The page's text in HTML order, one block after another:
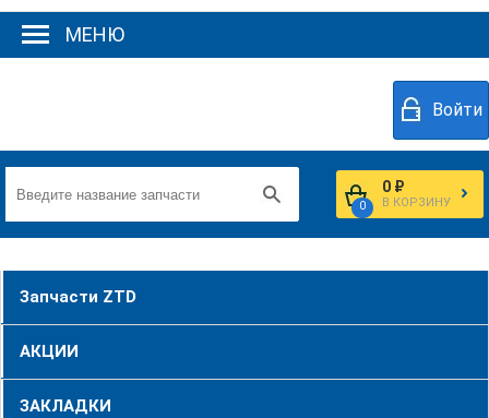
МЕНЮ
Войти
0
0 ₽
В КОРЗИНУ
Запчасти ZTD
АКЦИИ
ЗАКЛАДКИ